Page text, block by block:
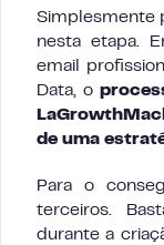
Simplesmente
nesta etapa.
email
Data, o
de uma
Para o
terceiros.
durante a